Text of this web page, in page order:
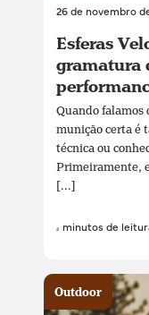
26 de novembro
Esferas
gramatura
Quando falamos
munição certa é
técnica ou
Primeiramente,
[...]
4 minutos de
Outdoor